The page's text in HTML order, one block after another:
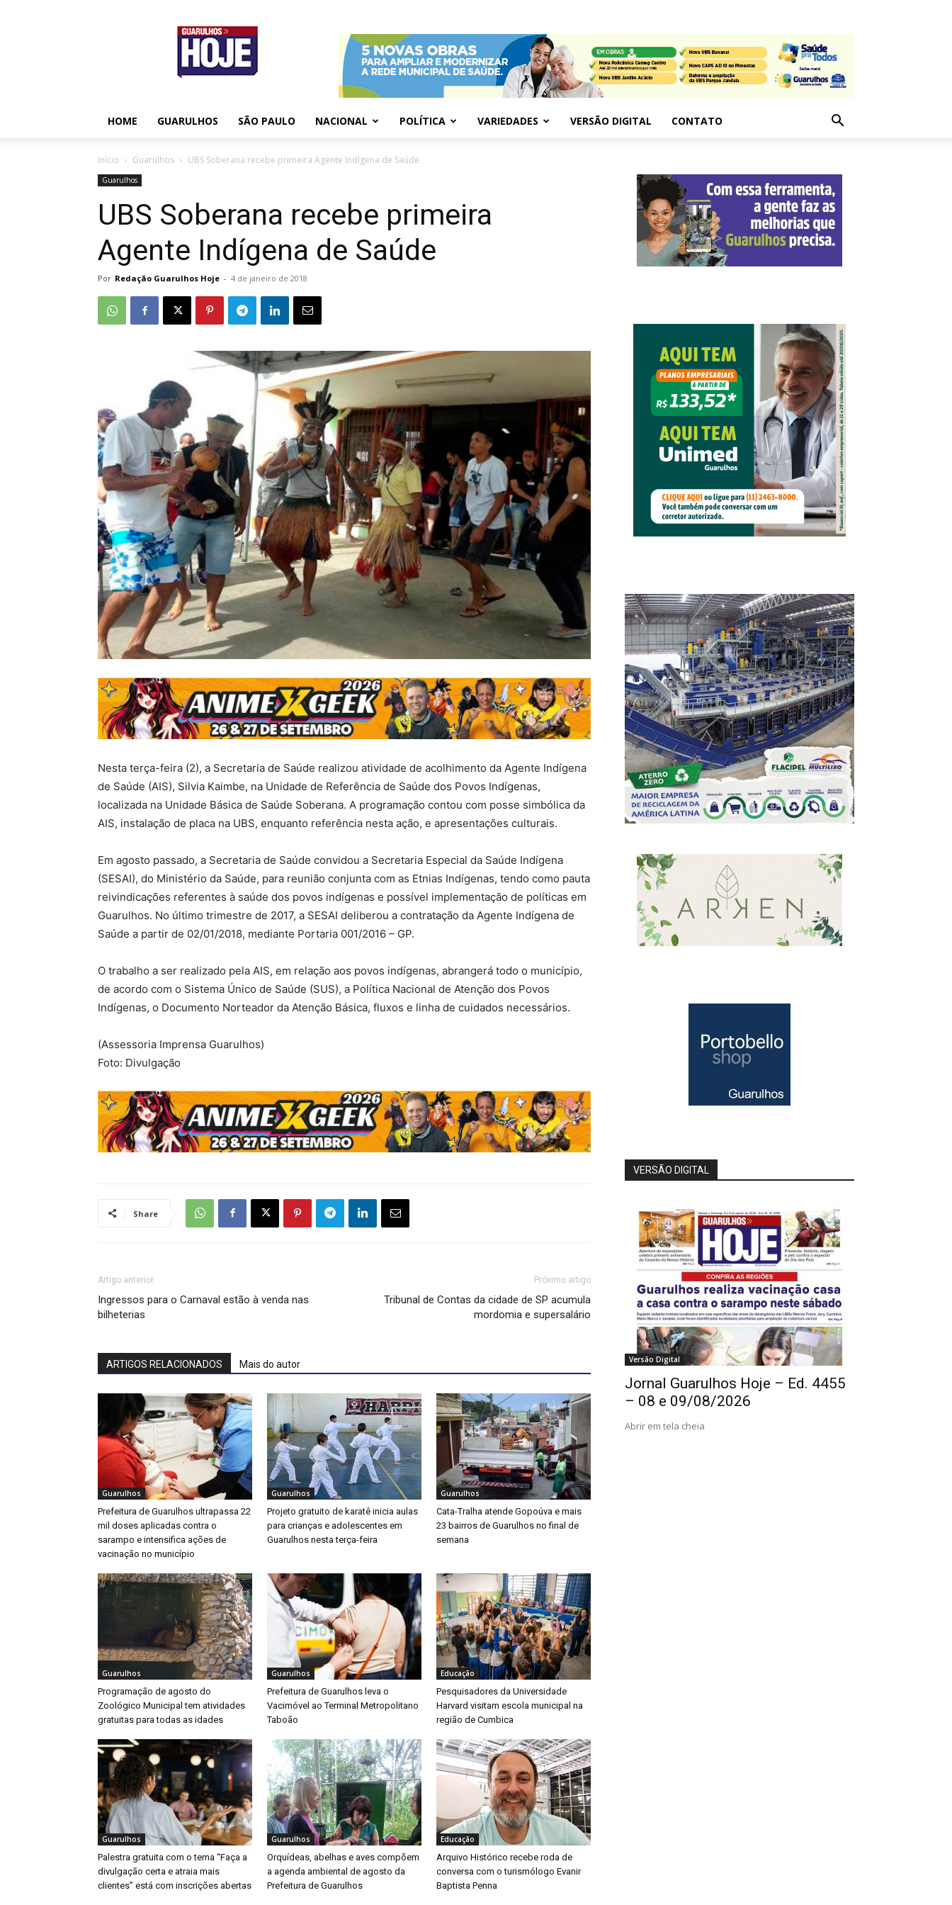
Guarulhos
Hoje
HOME GUARULHOS SÃO PAULO NACIONAL POLÍTICA VARIEDADES VERSÃO DIGITAL CONTATO
Início Guarulhos UBS Soberana recebe primeira Agente Indígena de Saúde
Guarulhos
UBS Soberana recebe primeira
Agente Indígena de Saúde
Por Redação Guarulhos Hoje - 4 de janeiro de 2018
Nesta terça-feira (2), a Secretaria de Saúde realizou atividade de acolhimento da Agente Indígena
de Saúde (AIS), Silvia Kaimbe, na Unidade de Referência de Saúde dos Povos Indígenas,
localizada na Unidade Básica de Saúde Soberana. A programação contou com posse simbólica da
AIS, instalação de placa na UBS, enquanto referência nesta ação, e apresentações culturais.
Em agosto passado, a Secretaria de Saúde convidou a Secretaria Especial da Saúde Indígena
(SESAI), do Ministério da Saúde, para reunião conjunta com as Etnias Indígenas, tendo como pauta
reivindicações referentes à saúde dos povos indígenas e possível implementação de políticas em
Guarulhos. No último trimestre de 2017, a SESAI deliberou a contratação da Agente Indígena de
Saúde a partir de 02/01/2018, mediante Portaria 001/2016 – GP.
O trabalho a ser realizado pela AIS, em relação aos povos indígenas, abrangerá todo o município,
de acordo com o Sistema Único de Saúde (SUS), a Política Nacional de Atenção dos Povos
Indígenas, o Documento Norteador da Atenção Básica, fluxos e linha de cuidados necessários.
(Assessoria Imprensa Guarulhos)
Foto: Divulgação
Share
Artigo anterior
Ingressos para o Carnaval estão à venda nas
bilheterias
Próximo artigo
Tribunal de Contas da cidade de SP acumula
mordomia e supersalário
ARTIGOS RELACIONADOS Mais do autor
Guarulhos
Prefeitura de Guarulhos ultrapassa 22
mil doses aplicadas contra o
sarampo e intensifica ações de
vacinação no município
Guarulhos
Projeto gratuito de karatê inicia aulas
para crianças e adolescentes em
Guarulhos nesta terça-feira
Guarulhos
Cata-Tralha atende Gopoúva e mais
23 bairros de Guarulhos no final de
semana
Guarulhos
Programação de agosto do
Zoológico Municipal tem atividades
gratuitas para todas as idades
Guarulhos
Prefeitura de Guarulhos leva o
Vacimóvel ao Terminal Metropolitano
Taboão
Educação
Pesquisadores da Universidade
Harvard visitam escola municipal na
região de Cumbica
Guarulhos
Palestra gratuita com o tema “Faça a
divulgação certa e atraia mais
clientes” está com inscrições abertas
Guarulhos
Orquídeas, abelhas e aves compõem
a agenda ambiental de agosto da
Prefeitura de Guarulhos
Educação
Arquivo Histórico recebe roda de
conversa com o turismólogo Evanir
Baptista Penna
VERSÃO DIGITAL
Versão Digital
Jornal Guarulhos Hoje – Ed. 4455
– 08 e 09/08/2026
Abrir em tela cheia